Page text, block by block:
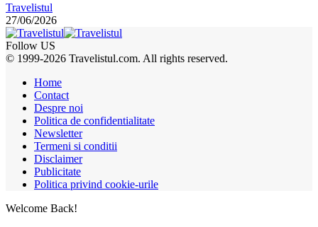
Travelistul
27/06/2026
Follow US
© 1999-2026 Travelistul.com. All rights reserved.
Home
Contact
Despre noi
Politica de confidentialitate
Newsletter
Termeni si conditii
Disclaimer
Publicitate
Politica privind cookie-urile
Welcome Back!